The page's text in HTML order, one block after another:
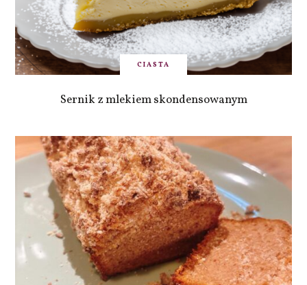
CIASTA
Sernik z mlekiem skondensowanym